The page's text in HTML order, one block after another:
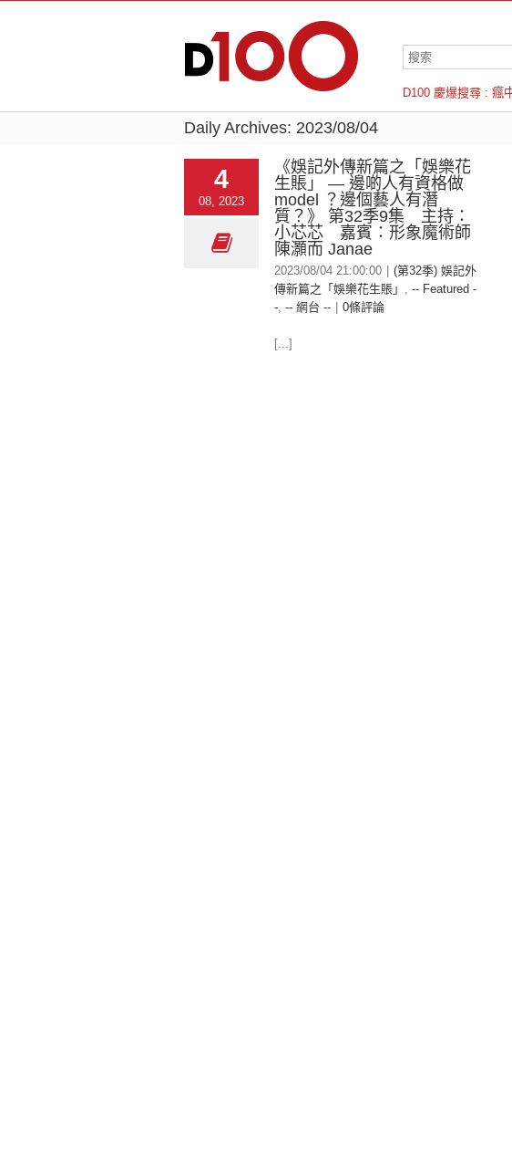
D100 慶爆搜尋 : 瘋
羅倫斯
Daily Archives: 2023/08/04
4
08, 2023
《娛記外傳新篇之「娛樂花
生賬」 — 邊啲人有資格做
model ？邊個藝人有潛
質？》 第32季9集 主持：
小芯芯 嘉賓：形象魔術師
陳灝而 Janae
2023/08/04 21:00:00
(第32季) 娛記外
傳新篇之「娛樂花生賬」 , -- Featured -
-, -- 網台 -- 0條評論
[...]